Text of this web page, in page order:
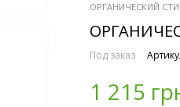
ОРГАНИЧЕСКИЙ
Под заказ
1 215